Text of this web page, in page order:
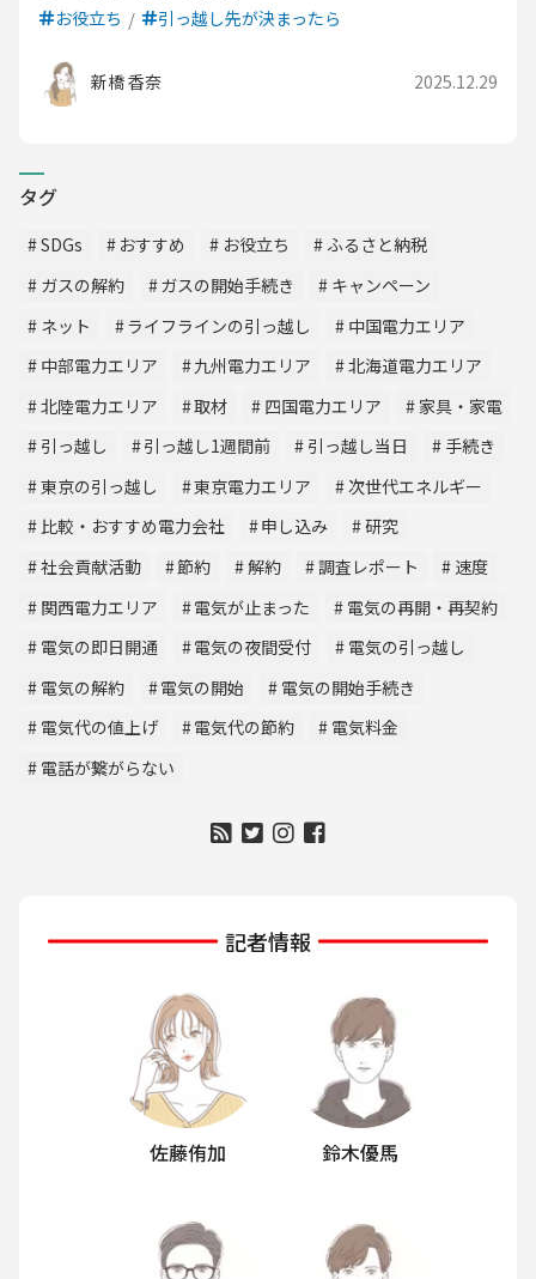
お役立ち 引っ越し先が決まったら
新橋 香奈 2025.12.29
タグ
SDGs おすすめ お役立ち
ふるさと納税
ガスの解約
ガスの開始手続き
キャンペーン
ネット
ライフラインの引っ越し
中国電力エリア
中部電力エリア
九州電力エリア
北海道電力エリア
北陸電力エリア
取材 四国電力エリア
家具・家電
引っ越し
引っ越し1週間前 引っ越し当日
手続き
東京の引っ越し
東京電力エリア
次世代エネルギー
比較・おすすめ電力会社
申し込み
研究
社会貢献活動
節約 解約 調査レポート
速度
関西電力エリア
電気が止まった
電気の再開・再契約
電気の即日開通
電気の夜間受付
電気の引っ越し
電気の解約
電気の開始
電気の開始手続き
電気代の値上げ
電気代の節約
電気料金
電話が繋がらない
記者情報
佐藤侑加 鈴木優馬